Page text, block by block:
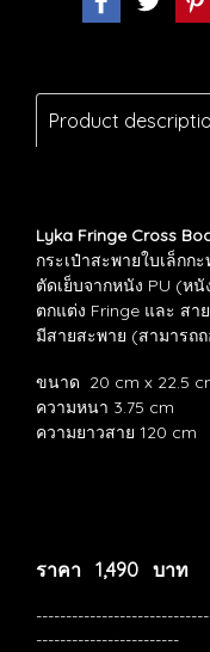
Product
Lyka Fringe Cross
กระเป๋าสะพายใบเล็กก
ตัดเย็บจากหนัง PU (ห
ตกแต่ง Fringe และ ส
มีสายสะพาย (สามารถ
ขนาด 20 cm x 22.5
ความหนา 3.75 cm
ความยาวสาย 120 cm
ราคา 1,490 บาท
------------------------